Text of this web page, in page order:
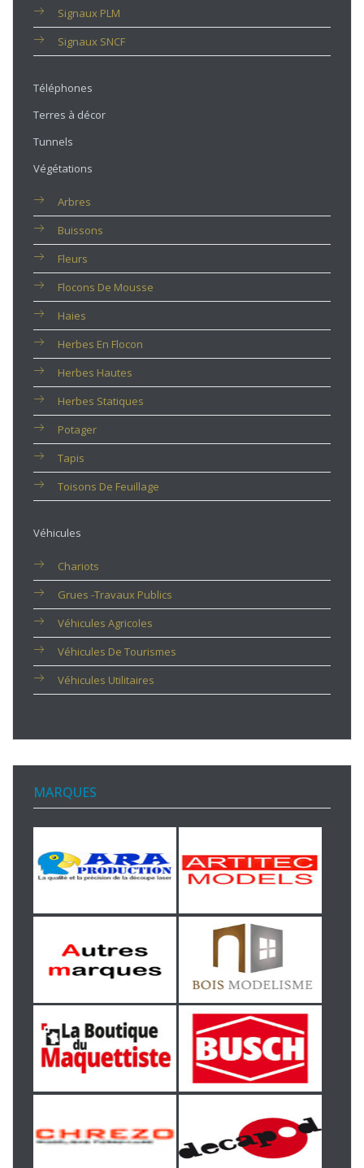
Signaux PLM
Signaux SNCF
Téléphones
Terres à décor
Tunnels
Végétations
Arbres
Buissons
Fleurs
Flocons De Mousse
Haies
Herbes En Flocon
Herbes Hautes
Herbes Statiques
Potager
Tapis
Toisons De Feuillage
Véhicules
Chariots
Grues -travaux Publics
Véhicules Agricoles
Véhicules De Tourismes
Véhicules Utilitaires
MARQUES